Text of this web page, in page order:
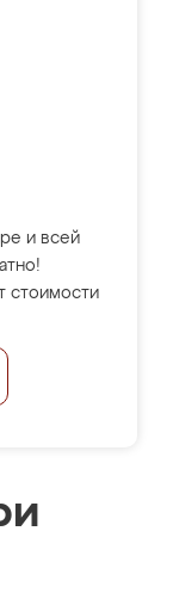
и всей
стоимости